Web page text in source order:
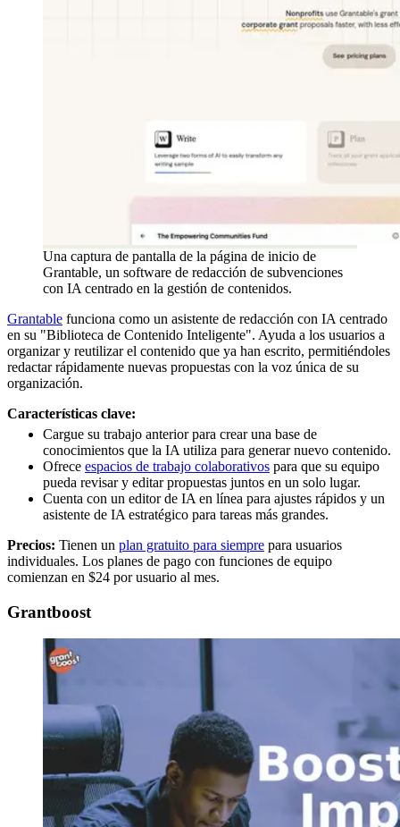
Una captura de pantalla de la página de inicio de
Grantable, un software de redacción de subvenciones
con IA centrado en la gestión de contenidos.
Grantable funciona como un asistente de redacción con IA centrado
en su "Biblioteca de Contenido Inteligente". Ayuda a los usuarios a
organizar y reutilizar el contenido que ya han escrito, permitiéndoles
redactar rápidamente nuevas propuestas con la voz única de su
organización.
Características clave:
Cargue su trabajo anterior para crear una base de
conocimientos que la IA utiliza para generar nuevo contenido.
Ofrece espacios de trabajo colaborativos para que su equipo
pueda revisar y editar propuestas juntos en un solo lugar.
Cuenta con un editor de IA en línea para ajustes rápidos y un
asistente de IA estratégico para tareas más grandes.
Precios: Tienen un plan gratuito para siempre para usuarios
individuales. Los planes de pago con funciones de equipo
comienzan en $24 por usuario al mes.
Grantboost